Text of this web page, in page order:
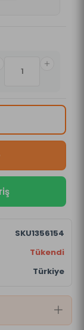
SKU1356154
Tükendi
Türkiye